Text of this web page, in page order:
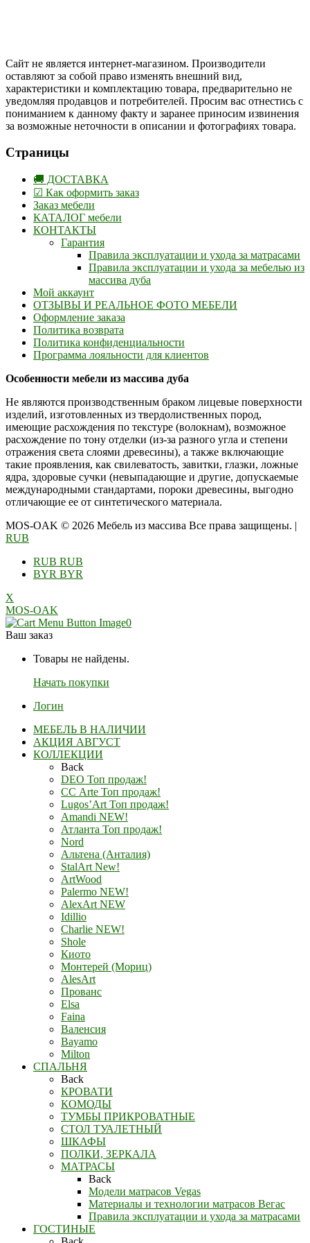
Сайт не является интернет-магазином. Производители
оставляют за собой право изменять внешний вид,
характеристики и комплектацию товара, предварительно не
уведомляя продавцов и потребителей. Просим вас отнестись с
пониманием к данному факту и заранее приносим извинения
за возможные неточности в описании и фотографиях товара.
Страницы
🚚 ДОСТАВКА
☑ Как оформить заказ
Заказ мебели
КАТАЛОГ мебели
КОНТАКТЫ
Гарантия
Правила эксплуатации и ухода за матрасами
Правила эксплуатации и ухода за мебелью из
массива дуба
Мой аккаунт
ОТЗЫВЫ И РЕАЛЬНОЕ ФОТО МЕБЕЛИ
Оформление заказа
Политика возврата
Политика конфиденциальности
Программа лояльности для клиентов
Особенности мебели из массива дуба
Не являются производственным браком лицевые поверхности
изделий, изготовленных из твердолиственных пород,
имеющие расхождения по текстуре (волокнам), возможное
расхождение по тону отделки (из-за разного угла и степени
отражения света слоями древесины), а также включающие
такие проявления, как свилеватость, завитки, глазки, ложные
ядра, здоровые сучки (невыпадающие и другие, допускаемые
международными стандартами, пороки древесины, выгодно
отличающие ее от синтетического материала.
MOS-OAK © 2026 Мебель из массива Все права защищены. |
RUB
RUB RUB
BYR BYR
X
MOS-OAK
0
Ваш заказ
Товары не найдены.
Начать покупки
Логин
МЕБЕЛЬ В НАЛИЧИИ
АКЦИЯ АВГУСТ
КОЛЛЕКЦИИ
Back
DEO Топ продаж!
СС Arte Топ продаж!
Lugos’Art Топ продаж!
Amandi NEW!
Атланта Топ продаж!
Nord
Альтена (Анталия)
StalArt New!
ArtWood
Palermo NEW!
AlexArt NEW
Idillio
Charlie NEW!
Shole
Киото
Монтерей (Мориц)
AlesArt
Прованс
Elsa
Faina
Валенсия
Bayamo
Milton
СПАЛЬНЯ
Back
КРОВАТИ
КОМОДЫ
ТУМБЫ ПРИКРОВАТНЫЕ
СТОЛ ТУАЛЕТНЫЙ
ШКАФЫ
ПОЛКИ, ЗЕРКАЛА
МАТРАСЫ
Back
Модели матрасов Vegas
Материалы и технологии матрасов Вегас
Правила эксплуатации и ухода за матрасами
ГОСТИНЫЕ